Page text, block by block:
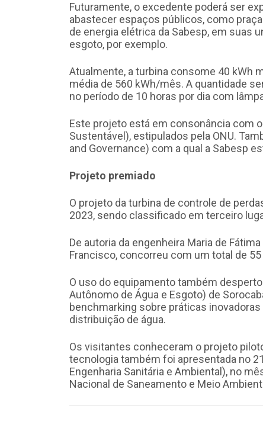
Futuramente, o excedente poderá ser
abastecer espaços públicos, como
de energia elétrica da Sabesp, em suas
esgoto, por exemplo.
Atualmente, a turbina consome 40 kWh
média de 560 kWh/mês. A quantidade
no período de 10 horas por dia com
Este projeto está em consonância com
Sustentável), estipulados pela ONU.
and Governance) com a qual a Sabesp
Projeto premiado
O projeto da turbina de controle de
2023, sendo classificado em terceiro
De autoria da engenheira Maria de
Francisco, concorreu com um total de
O uso do equipamento também
Autônomo de Água e Esgoto) de
benchmarking sobre práticas
distribuição de água.
Os visitantes conheceram o projeto
tecnologia também foi apresentada no
Engenharia Sanitária e Ambiental), no
Nacional de Saneamento e Meio